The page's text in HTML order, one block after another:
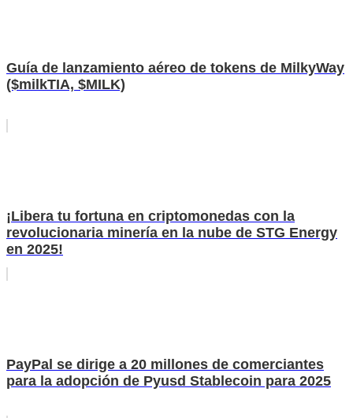
Guía de lanzamiento aéreo de tokens de MilkyWay
($milkTIA, $MILK)
¡Libera tu fortuna en criptomonedas con la
revolucionaria minería en la nube de STG Energy
en 2025!
PayPal se dirige a 20 millones de comerciantes
para la adopción de Pyusd Stablecoin para 2025